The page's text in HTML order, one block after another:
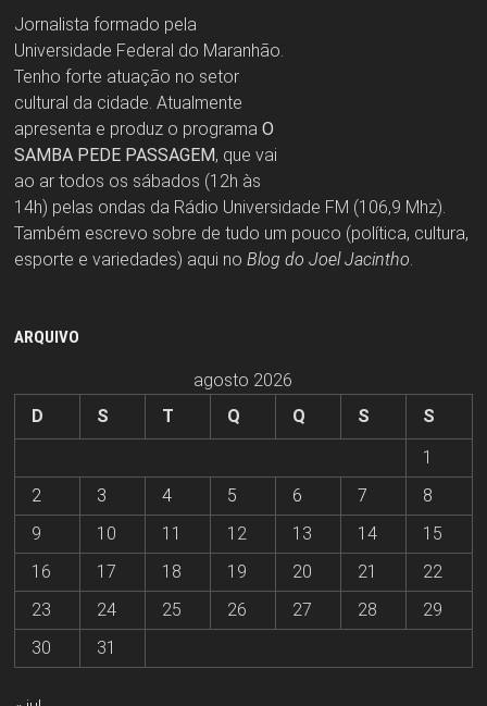
Jornalista formado pela
Universidade Federal do Maranhão.
Tenho forte atuação no setor
cultural da cidade. Atualmente
apresenta e produz o programa O
SAMBA PEDE PASSAGEM, que vai
ao ar todos os sábados (12h às
14h) pelas ondas da Rádio Universidade FM (106,9 Mhz).
Também escrevo sobre de tudo um pouco (política, cultura,
esporte e variedades) aqui no Blog do Joel Jacintho.
ARQUIVO
agosto 2026
D
S T Q Q S
S
1
2
3 4 5 6 7
8
9
10 11 12 13 14
15
16
17 18 19 20 21
22
23
24 25 26 27 28
29
30
31